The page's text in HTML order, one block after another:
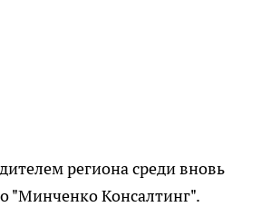
региона среди вновь
"Минченко Консалтинг".